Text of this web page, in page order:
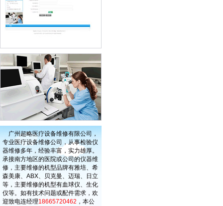
广州超略医疗设备维修有限公司，
专业医疗设备维修公司，从事检验仪
器维修多年，经验丰富，实力雄厚。
承接南方地区的医院或公司的仪器维
修，主要维修的机型品牌有雅培、希
森美康、ABX、贝克曼、迈瑞、日立
等，主要维修的机型有血球仪、生化
仪等。如有技术问题或配件需求，欢
迎致电连经理18665720462 ，本公